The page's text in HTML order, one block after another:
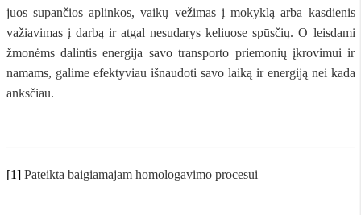
juos supančios aplinkos, vaikų vežimas į mokyklą arba kasdienis
važiavimas į darbą ir atgal nesudarys keliuose spūsčių. O leisdami
žmonėms dalintis energija savo transporto priemonių įkrovimui ir
namams, galime efektyviau išnaudoti savo laiką ir energiją nei kada
anksčiau.
[1]Pateikta baigiamajam homologavimo procesui